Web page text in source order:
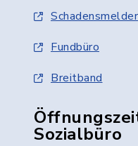
Schadensmelder
Fundbüro
Breitband
Sozialbüro